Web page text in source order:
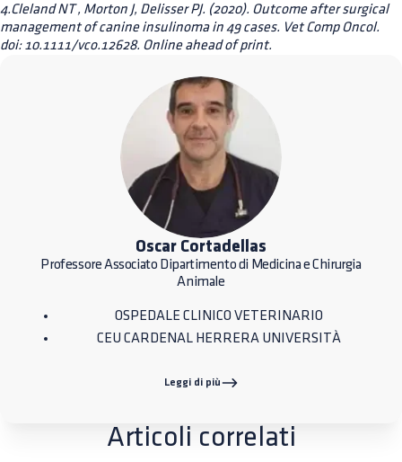
4.Cleland NT , Morton J, Delisser PJ. (2020). Outcome after surgical
management of canine insulinoma in 49 cases. Vet Comp Oncol.
doi: 10.1111/vco.12628. Online ahead of print.
Oscar Cortadellas
Professore Associato Dipartimento di Medicina e Chirurgia
Animale
OSPEDALE CLINICO VETERINARIO
CEU CARDENAL HERRERA UNIVERSITÀ
Leggi di più
Articoli correlati